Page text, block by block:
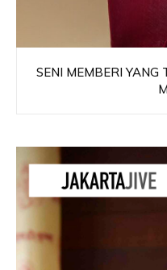
SENI MEMBERI